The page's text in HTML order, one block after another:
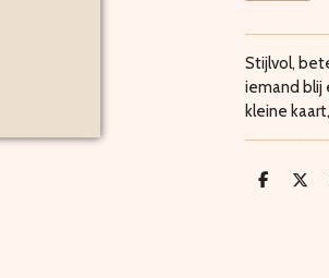
Stijlvol,
iemand blij
kleine
D
D